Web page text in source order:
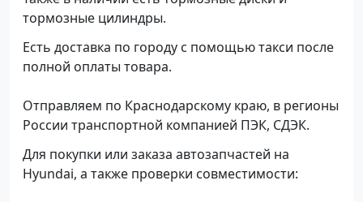
тормозные цилиндры.
Есть доставка по городу с помощью такси после
полной оплаты товара.
Отправляем по Краснодарскому краю, в регионы
России транспортной компанией ПЭК, СДЭК.
Для покупки или заказа автозапчастей на
Hyundai, а также проверки совместимости: